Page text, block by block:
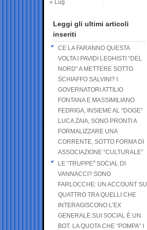
« Lug
Leggi gli ultimi articoli
inseriti
CE LA FARANNO QUESTA
VOLTA I PAVIDI LEGHISTI “DEL
NORD” A METTERE SOTTO
SCHIAFFO SALVINI? I
GOVERNATORI ATTILIO
FONTANA E MASSIMILIANO
FEDRIGA, INSIEME AL “DOGE”
LUCA ZAIA, SONO PRONTI A
FORMALIZZARE UNA
CORRENTE, SOTTO FORMA DI
ASSOCIAZIONE “CULTURALE”
LE “TRUPPE” SOCIAL DI
VANNACCI? SONO
FARLOCCHE: UN ACCOUNT SU
QUATTRO TRA QUELLI CHE
INTERAGISCONO L’EX
GENERALE SUI SOCIAL È UN
BOT. LA QUOTA CHE “POMPA” I